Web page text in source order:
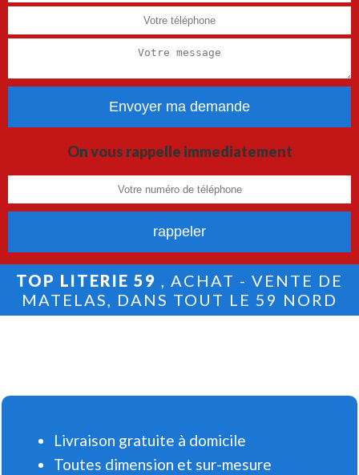
On vous rappelle immediatement
TOP LITERIE 59 , ACHAT - VENTE DE
MATELAS, DANS TOUT LE 59 NORD
Livraison gratuite à domicile
Toutes dimension et sur-mesure